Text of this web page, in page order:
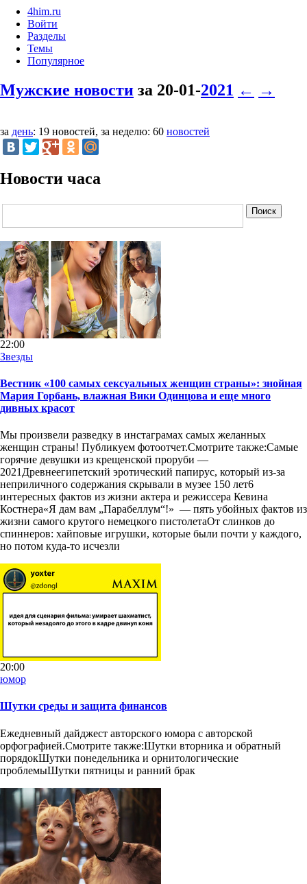
4him.ru
Войти
Разделы
Темы
Популярное
Мужские новости за 20-01-2021 ← →
за день: 19 новостей, за неделю: 60 новостей
Новости часа
22:00
Звезды
Вестник «100 самых сексуальных женщин страны»: знойная
Мария Горбань, влажная Вики Одинцова и еще много
дивных красот
Мы произвели разведку в инстаграмах самых желанных
женщин страны! Публикуем фотоотчет.Смотрите также:Самые
горячие девушки из крещенской проруби —
2021Древнеегипетский эротический папирус, который из-за
неприличного содержания скрывали в музее 150 лет6
интересных фактов из жизни актера и режиссера Кевина
Костнера«Я дам вам „Парабеллум“!» — пять убойных фактов из
жизни самого крутого немецкого пистолетаОт слинков до
спиннеров: хайповые игрушки, которые были почти у каждого,
но потом куда-то исчезли
20:00
юмор
Шутки среды и защита финансов
Ежедневный дайджест авторского юмора с авторской
орфографией.Смотрите также:Шутки вторника и обратный
порядокШутки понедельника и орнитологические
проблемыШутки пятницы и ранний брак